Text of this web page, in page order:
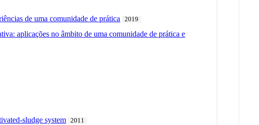
de uma comunidade de prática 2019
aplicações no âmbito de uma comunidade de prática e
sludge system 2011